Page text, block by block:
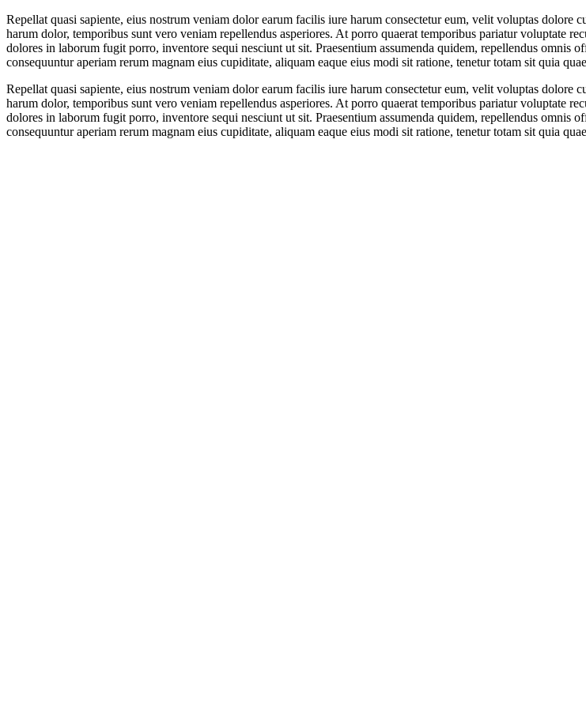
Repellat quasi sapiente, eius nostrum veniam dolor earum facilis iure harum consectetur eum, velit voluptas
harum dolor, temporibus sunt vero veniam repellendus asperiores. At porro quaerat temporibus pariatur voluptate
dolores in laborum fugit porro, inventore sequi nesciunt ut sit. Praesentium assumenda quidem, repellendus
consequuntur aperiam rerum magnam eius cupiditate, aliquam eaque eius modi sit ratione, tenetur totam sit quia
Repellat quasi sapiente, eius nostrum veniam dolor earum facilis iure harum consectetur eum, velit voluptas
harum dolor, temporibus sunt vero veniam repellendus asperiores. At porro quaerat temporibus pariatur voluptate
dolores in laborum fugit porro, inventore sequi nesciunt ut sit. Praesentium assumenda quidem, repellendus
consequuntur aperiam rerum magnam eius cupiditate, aliquam eaque eius modi sit ratione, tenetur totam sit quia